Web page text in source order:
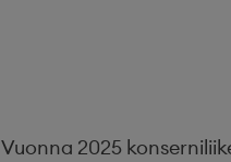
Vuonna 2025